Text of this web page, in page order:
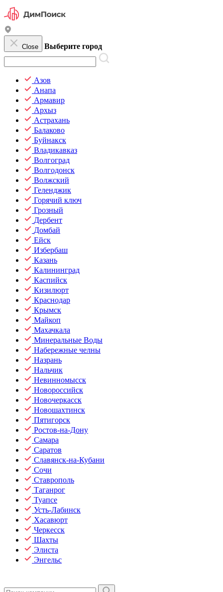
Close Выберите город
Азов
Анапа
Армавир
Архыз
Астрахань
Балаково
Буйнакск
Владикавказ
Волгоград
Волгодонск
Волжский
Геленджик
Горячий ключ
Грозный
Дербент
Домбай
Ейск
Избербаш
Казань
Калининград
Каспийск
Кизилюрт
Краснодар
Крымск
Майкоп
Махачкала
Минеральные Воды
Набережные челны
Назрань
Нальчик
Невинномысск
Новороссийск
Новочеркасск
Новошахтинск
Пятигорск
Ростов-на-Дону
Самара
Саратов
Славянск-на-Кубани
Сочи
Ставрополь
Таганрог
Туапсе
Усть-Лабинск
Хасавюрт
Черкесск
Шахты
Элиста
Энгельс